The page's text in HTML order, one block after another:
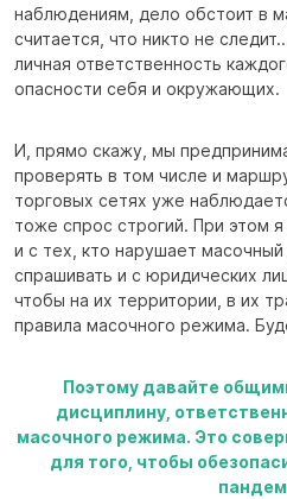
наблюдениям, дело обстоит в
считается, что никто не
личная ответственность
опасности себя и окружающих.
И, прямо скажу, мы
проверять в том числе и
торговых сетях уже
тоже спрос строгий. При этом
и с тех, кто нарушает
спрашивать и с юридических
чтобы на их территории, в их
правила масочного режима.
Поэтому давайте
дисциплину,
масочного режима. Это
для того, чтобы